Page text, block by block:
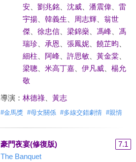
安、 劉兆銘、 沈威、 潘震偉、 雷
宇揚、 韓義生 周志輝、 翁世
傑、 徐忠信、 梁錦燊、 馮峰、 馮
瑞珍、 承恩 張鳳妮、 饒芷昀
細柱
阿峰、 許思敏、 黃金棠
梁聰
米高丁嘉、 伊凡威、 楊允
敬
導演： 林德祿、 黃志
#金馬獎 #母女關係 #多線交錯劇情 #親情
豪門夜宴(修復版)
7.1
The Banquet